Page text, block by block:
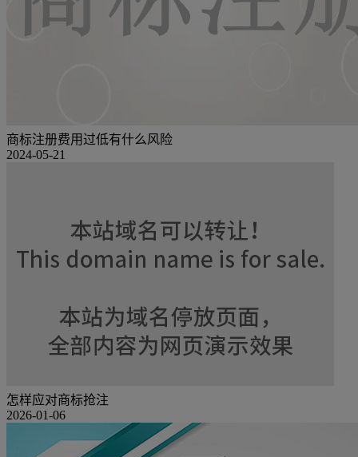
商标注册费用过低有什么风险
2024-05-21
怎样应对商标抢注
2026-01-06